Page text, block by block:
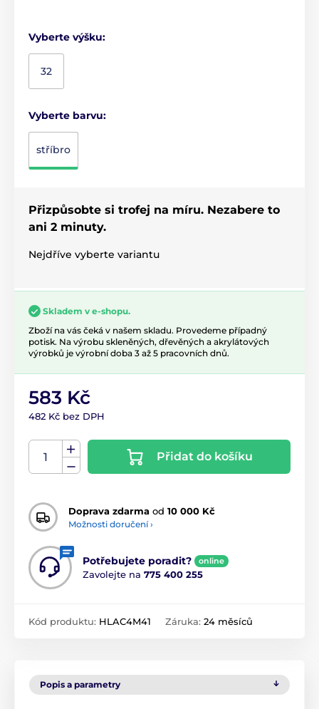
Vyberte výšku:
32
Vyberte barvu:
stříbro
Přizpůsobte si trofej na míru. Nezabere to
ani 2 minuty.
Nejdříve vyberte variantu
Skladem v e-shopu.
Zboží na vás čeká v našem skladu. Provedeme případný
potisk. Na výrobu skleněných, dřevěných a akrylátových
výrobků je výrobní doba 3 až 5 pracovních dnů.
583 Kč
482 Kč bez DPH
Přidat do košíku
Doprava zdarma od 10 000 Kč
Možnosti doručení ›
Potřebujete poradit? online
Zavolejte na 775 400 255
Kód produktu: HLAC4M41 Záruka: 24 měsíců
Popis a parametry